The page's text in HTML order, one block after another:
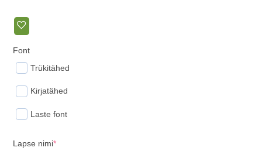
Font
Trükitähed
Kirjatähed
Laste font
Lapse nimi*(required)